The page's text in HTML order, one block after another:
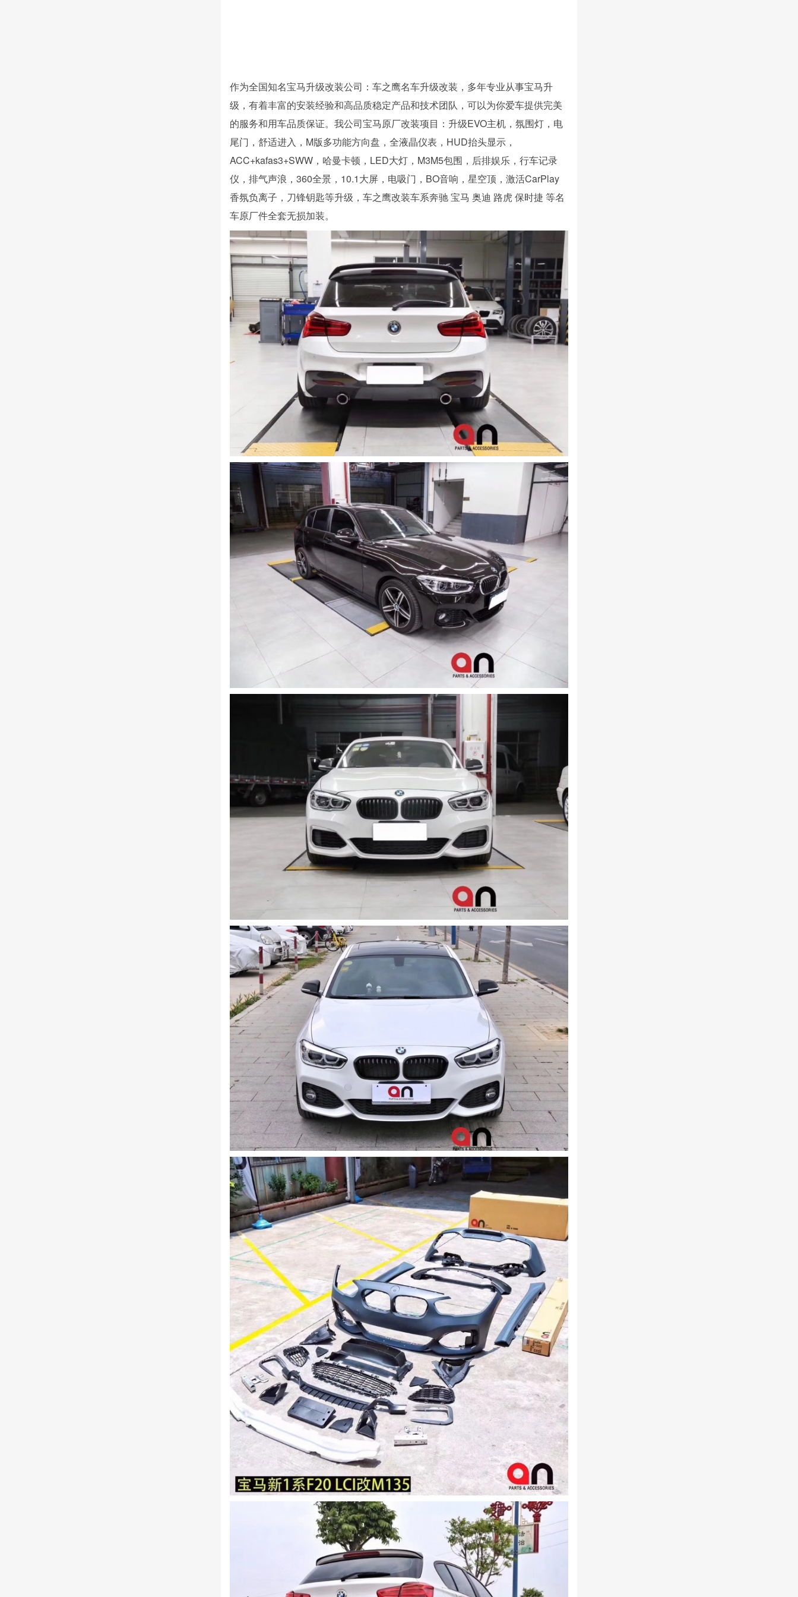
作为全国知名宝马升级改装公司：车之鹰名车升级改装，多年专业从事宝马升
级，有着丰富的安装经验和高品质稳定产品和技术团队，可以为你爱车提供完美
的服务和用车品质保证。我公司宝马原厂改装项目：升级EVO主机，氛围灯，电
尾门，舒适进入，M版多功能方向盘，全液晶仪表，HUD抬头显示，
ACC+kafas3+SWW，哈曼卡顿，LED大灯，M3M5包围，后排娱乐，行车记录
仪，排气声浪，360全景，10.1大屏，电吸门，BO音响，星空顶，激活CarPlay
香氛负离子，刀锋钥匙等升级，车之鹰改装车系奔驰 宝马 奥迪 路虎 保时捷 等名
车原厂件全套无损加装。